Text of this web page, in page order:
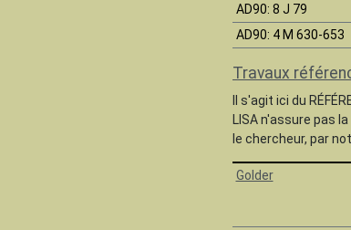
AD90: 8 J 79
AD90: 4 M 630-653
Travaux
Il s'agit ici du
LISA n'assure pas
le chercheur, par
Golder